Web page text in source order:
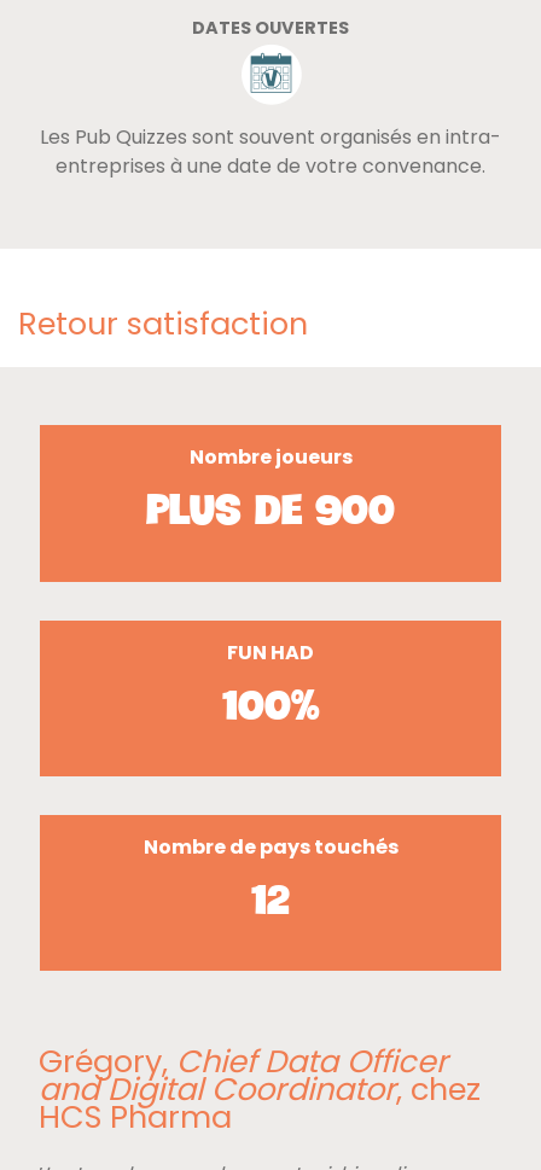
DATES OUVERTES
Les Pub Quizzes sont souvent organisés en intra-
entreprises à une date de votre convenance.
Retour satisfaction
Nombre joueurs
plus de 900
FUN HAD
100%
Nombre de pays touchés
12
Grégory, Chief Data Officer
and Digital Coordinator, chez
HCS Pharma